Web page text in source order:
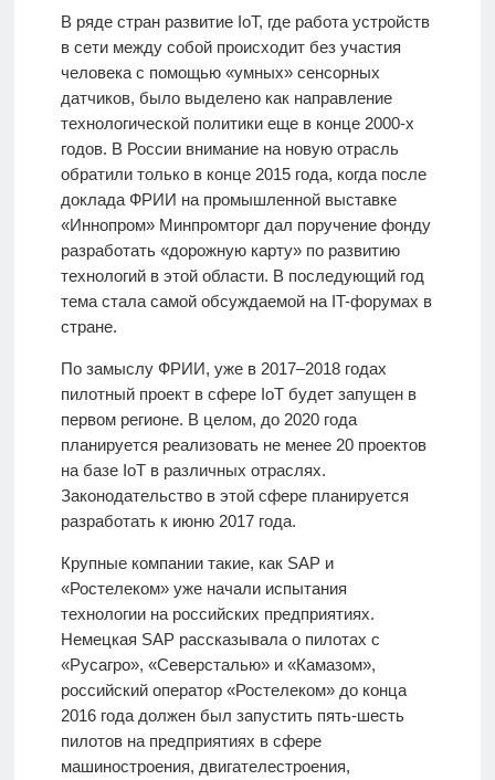
В ряде стран развитие IoT, где работа устройств
в сети между собой происходит без участия
человека с помощью «умных» сенсорных
датчиков, было выделено как направление
технологической политики еще в конце 2000-х
годов. В России внимание на новую отрасль
обратили только в конце 2015 года, когда после
доклада ФРИИ на промышленной выставке
«Иннопром» Минпромторг дал поручение фонду
разработать «дорожную карту» по развитию
технологий в этой области. В последующий год
тема стала самой обсуждаемой на IT-форумах в
стране.
По замыслу ФРИИ, уже в 2017–2018 годах
пилотный проект в сфере IoT будет запущен в
первом регионе. В целом, до 2020 года
планируется реализовать не менее 20 проектов
на базе IoT в различных отраслях.
Законодательство в этой сфере планируется
разработать к июню 2017 года.
Крупные компании такие, как SAP и
«Ростелеком» уже начали испытания
технологии на российских предприятиях.
Немецкая SAP рассказывала о пилотах с
«Русагро», «Северсталью» и «Камазом»,
российский оператор «Ростелеком» до конца
2016 года должен был запустить пять-шесть
пилотов на предприятиях в сфере
машиностроения, двигателестроения,